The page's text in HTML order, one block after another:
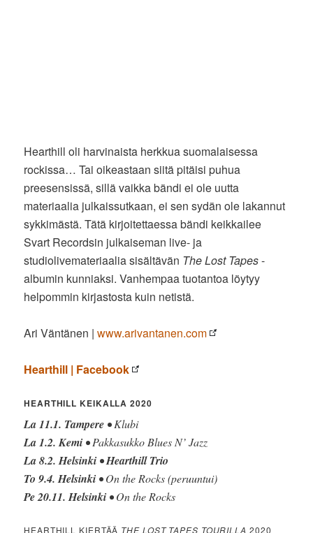
Hearthill oli harvinaista herkkua suomalaisessa
rockissa… Tai oikeastaan siitä pitäisi puhua
preesensissä, sillä vaikka bändi ei ole uutta
materiaalia julkaissutkaan, ei sen sydän ole lakannut
sykkimästä. Tätä kirjoitettaessa bändi keikkailee
Svart Recordsin julkaiseman live- ja
studiolivemateriaalia sisältävän The Lost Tapes-
albumin kunniaksi. Vanhempaa tuotantoa löytyy
helpommin kirjastosta kuin netistä.
Ari Väntänen |www.arivantanen.com
Hearthill | Facebook
HEARTHILL KEIKALLA 2020
La 11.1. Tampere • Klubi
La 1.2. Kemi • Pakkasukko Blues N’ Jazz
La 8.2. Helsinki •Hearthill Trio
To 9.4. Helsinki • On the Rocks (peruuntui)
Pe 20.11. Helsinki • On the Rocks
HEARTHILL KIERTÄÄ THE LOST TAPES TOURILLA 2020